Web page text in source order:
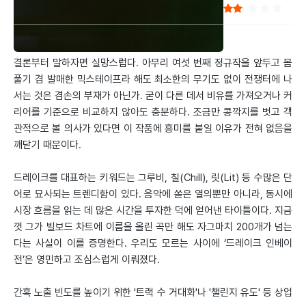
결론부터 말하자면 실망스럽다. 아무리 여섯 번째 정규작을 앞두고 몸
풀기 겸 발매한 믹스테이프라 해도 최소한의 무기도 없이 전쟁터에 나
서는 것은 겸손의 부재가 아닌가. 굳이 다른 데서 비유를 가져오거나 커
리어를 기준으로 비교하지 않아도 충분하다. 조금만 콩깍지를 벗고 객
관적으로 볼 의사가 있다면 이 작품에 흥미를 붙일 이유가 전혀 없음을
깨닫기 때문이다.
드레이크를 대표하는 키워드는 그루비, 칠(Chill), 릿(Lit) 등 수많은 단
어로 묘사되는 트렌디함이 있다. 음악에 쏟은 열의뿐만 아니라, 동시에
시장 흐름을 읽는 데 많은 시간을 투자한 덕에 얻어낸 타이틀이다. 지금
껏 그가 빌보드 차트에 이름을 올린 곡만 해도 자그마치 200개가 넘는
다는 사실이 이를 증명한다. 우리도 모르는 사이에 ‘드레이크 인베이
전’은 영민하고 조심스럽게 이뤄졌다.
간혹 노출 빈도를 높이기 위한 '트랙 수 거대화'나 '챌린지 유도' 등 상업